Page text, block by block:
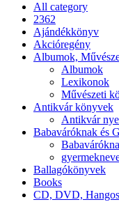
All category
2362
Ajándékkönyv
Akcióregény
Albumok,
Albumok
Lexikonok
Művészeti
Antikvár könyvek
Antikvár
Babaváróknak és
Ballagókönyvek
Books
CD, DVD,